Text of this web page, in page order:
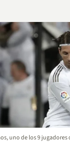
uno de los 9 jugadores